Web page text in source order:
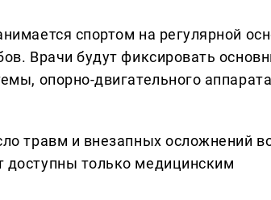
спортом на регулярной
Врачи будут фиксировать
опорно-двигательного
травм и внезапных осложнений
доступны только медицинским